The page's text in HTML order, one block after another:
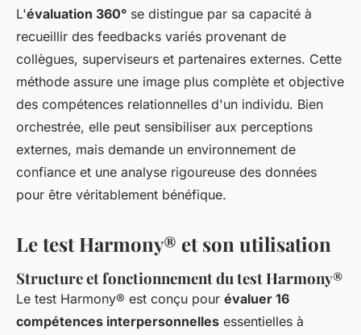
L'évaluation 360° se distingue par sa capacité à
recueillir des feedbacks variés provenant de
collègues, superviseurs et partenaires externes. Cette
méthode assure une image plus complète et objective
des compétences relationnelles d'un individu. Bien
orchestrée, elle peut sensibiliser aux perceptions
externes, mais demande un environnement de
confiance et une analyse rigoureuse des données
pour être véritablement bénéfique.
Le test Harmony® et son utilisation
Structure et fonctionnement du test Harmony®
Le test Harmony® est conçu pour évaluer 16
compétences interpersonnelles essentielles à